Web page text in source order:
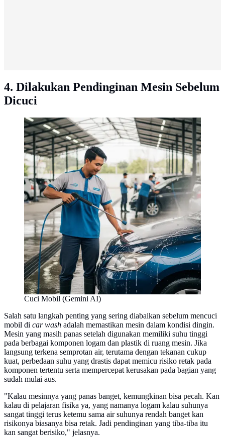
4. Dilakukan Pendinginan Mesin Sebelum
Dicuci
Cuci Mobil (Gemini AI)
Salah satu langkah penting yang sering diabaikan sebelum mencuci
mobil di car wash adalah memastikan mesin dalam kondisi dingin.
Mesin yang masih panas setelah digunakan memiliki suhu tinggi
pada berbagai komponen logam dan plastik di ruang mesin. Jika
langsung terkena semprotan air, terutama dengan tekanan cukup
kuat, perbedaan suhu yang drastis dapat memicu risiko retak pada
komponen tertentu serta mempercepat kerusakan pada bagian yang
sudah mulai aus.
"Kalau mesinnya yang panas banget, kemungkinan bisa pecah. Kan
kalau di pelajaran fisika ya, yang namanya logam kalau suhunya
sangat tinggi terus ketemu sama air suhunya rendah banget kan
risikonya biasanya bisa retak. Jadi pendinginan yang tiba-tiba itu
kan sangat berisiko," jelasnya.